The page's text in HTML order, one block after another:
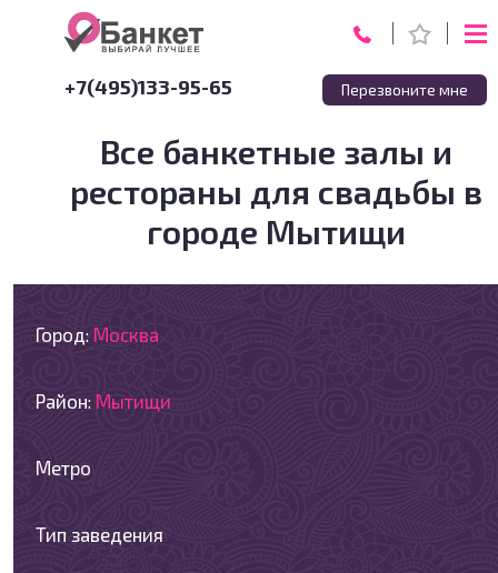
+7(495)133-95-65 Перезвоните мне
Все банкетные залы и
рестораны для свадьбы в
городе Мытищи
Город: Москва
Район: Мытищи
Метро
Тип заведения